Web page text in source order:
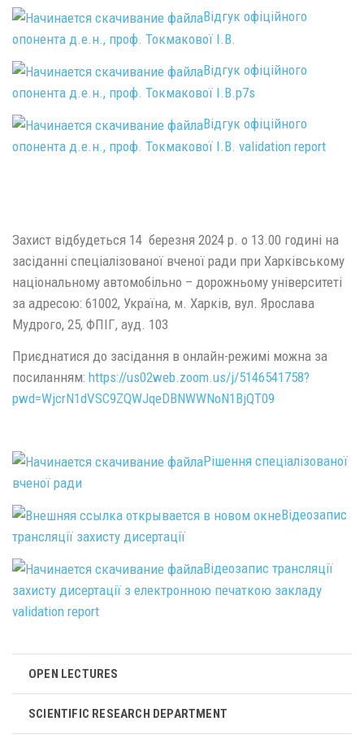
Відгук офіційного
опонента д.е.н., проф. Токмакової І.В.
Відгук офіційного
опонента д.е.н., проф. Токмакової І.В.p7s
Відгук офіційного
опонента д.е.н., проф. Токмакової І.В. validation report
Захист відбудеться 14 березня 2024 р. о 13.00 годині на
засіданні спеціалізованої вченої ради при Харківському
національному автомобільно – дорожньому університеті
за адресою: 61002, Україна, м. Харків, вул. Ярослава
Мудрого, 25, ФПІГ, ауд. 103
Приєднатися до засідання в онлайн-режимі можна за
посиланням: https://us02web.zoom.us/j/5146541758?
pwd=WjcrN1dVSC9ZQWJqeDBNWWNoN1BjQT09
Рішення спеціалізованої
вченої ради
Відеозапис
трансляції захисту дисертації
Відеозапис трансляції
захисту дисертації з електронною печаткою закладу
validation report
OPEN LECTURES
SCIENTIFIC RESEARCH DEPARTMENT